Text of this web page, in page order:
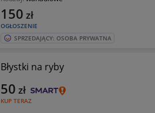
OGŁOSZENIE
150 zł
SPRZEDAJĄCY: OSOBA PRYWATNA
Błystki na ryby
KUP TERAZ
50 zł